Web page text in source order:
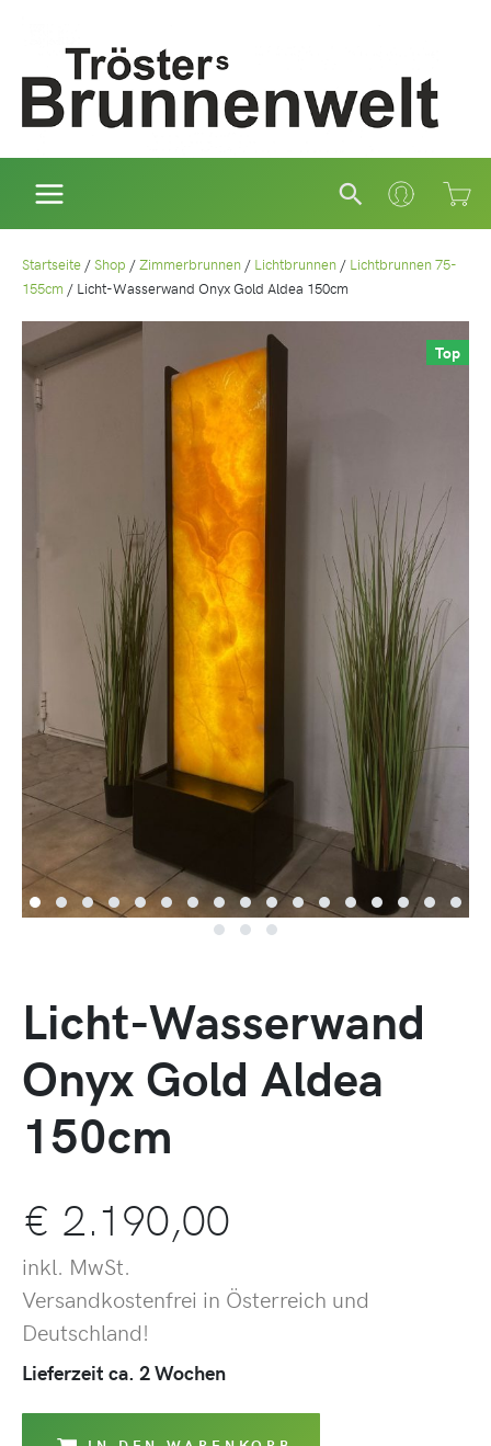
Suchen
Startseite /Shop /Zimmerbrunnen / Lichtbrunnen / Lichtbrunnen 75-
155cm / Licht-Wasserwand Onyx Gold Aldea 150cm
Top
Licht-Wasserwand
Onyx Gold Aldea
150cm
€ 2.190,00
inkl. MwSt.
Versandkostenfrei in Österreich und
Deutschland!
Lieferzeit ca. 2 Wochen